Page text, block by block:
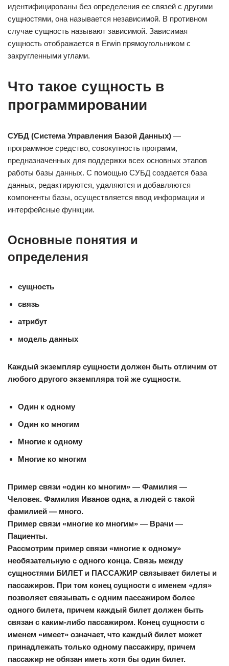
идентифицированы без определения ее связей с другими
сущностями, она называется независимой. В противном
случае сущность называют зависимой. Зависимая
сущность отображается в Erwin прямоугольником с
закругленными углами.
Что такое сущность в
программировании
СУБД (Система Управления Базой Данных) —
программное средство, совокупность программ,
предназначенных для поддержки всех основных этапов
работы базы данных. С помощью СУБД создается база
данных, редактируются, удаляются и добавляются
компоненты базы, осуществляется ввод информации и
интерфейсные функции.
Основные понятия и
определения
сущность
связь
атрибут
модель данных
Каждый экземпляр сущности должен быть отличим от
любого другого экземпляра той же сущности.
Один к одному
Один ко многим
Многие к одному
Многие ко многим
Пример связи «один ко многим» — Фамилия —
Человек. Фамилия Иванов одна, а людей с такой
фамилией — много.
Пример связи «многие ко многим» — Врачи —
Пациенты.
Рассмотрим пример связи «многие к одному»
необязательную с одного конца. Связь между
сущностями БИЛЕТ и ПАССАЖИР связывает билеты и
пассажиров. При том конец сущности с именем «для»
позволяет связывать с одним пассажиром более
одного билета, причем каждый билет должен быть
связан с каким-либо пассажиром. Конец сущности с
именем «имеет» означает, что каждый билет может
принадлежать только одному пассажиру, причем
пассажир не обязан иметь хотя бы один билет.